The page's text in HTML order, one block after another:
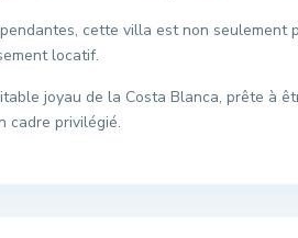
cette villa est non seulement
locatif.
joyau de la Costa Blanca, prête à
cadre privilégié.